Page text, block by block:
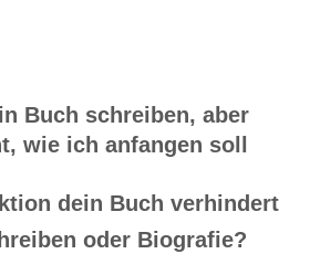
Buch schreiben, aber
wie ich anfangen soll
dein Buch verhindert
oder Biografie?